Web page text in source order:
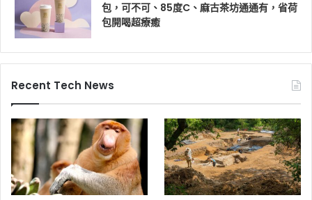
包，可不可、85度C、麻古茶坊通通有，省荷
包開喝超療癒
Recent Tech News